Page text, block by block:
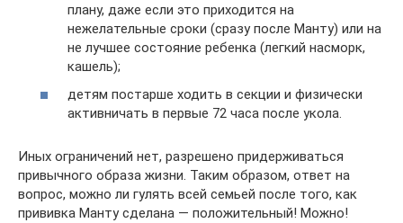
плану, даже если это приходится на
нежелательные сроки (сразу после Манту) или на
не лучшее состояние ребенка (легкий насморк,
кашель);
детям постарше ходить в секции и физически
активничать в первые 72 часа после укола.
Иных ограничений нет, разрешено придерживаться
привычного образа жизни. Таким образом, ответ на
вопрос, можно ли гулять всей семьей после того, как
прививка Манту сделана — положительный! Можно!